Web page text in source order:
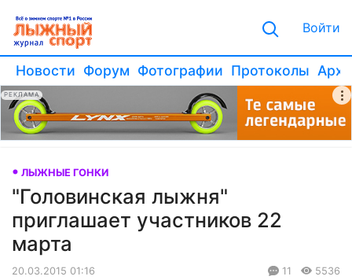
Войти
Новости Форум Фотографии Протоколы
РЕКЛАМА
ЛЫЖНЫЕ ГОНКИ
"Головинская лыжня"
приглашает участников 22
марта
20.03.2015 01:16 11 5536